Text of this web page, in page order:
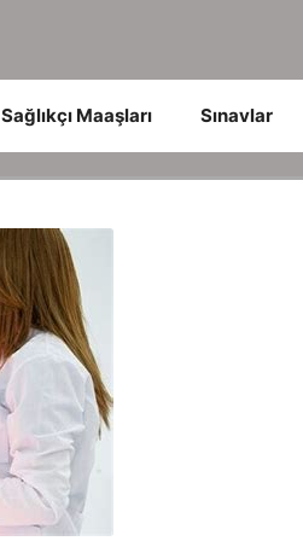
Sağlıkçı Maaşları Sınavlar